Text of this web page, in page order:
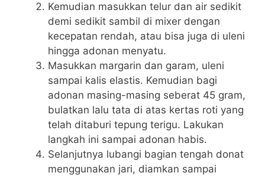
Kemudian masukkan telur dan air sedikit
demi sedikit sambil di mixer dengan
kecepatan rendah, atau bisa juga di uleni
hingga adonan menyatu.
Masukkan margarin dan garam, uleni
sampai kalis elastis. Kemudian bagi
adonan masing-masing seberat 45 gram,
bulatkan lalu tata di atas kertas roti yang
telah ditaburi tepung terigu. Lakukan
langkah ini sampai adonan habis.
Selanjutnya lubangi bagian tengah donat
menggunakan jari, diamkan sampai